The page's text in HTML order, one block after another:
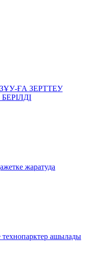
ҒА ЗЕРТТЕУ
жаратуда
технопарктер ашылады